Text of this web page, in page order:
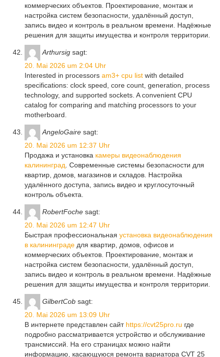
коммерческих объектов. Проектирование, монтаж и
настройка систем безопасности, удалённый доступ,
запись видео и контроль в реальном времени. Надёжные
решения для защиты имущества и контроля территории.
Arthursig sagt:
20. Mai 2026 um 2:04 Uhr
Interested in processors am3+ cpu list with detailed
specifications: clock speed, core count, generation, process
technology, and supported sockets. A convenient CPU
catalog for comparing and matching processors to your
motherboard.
AngeloGaire sagt:
20. Mai 2026 um 12:37 Uhr
Продажа и установка камеры видеонаблюдения
калининград . Современные системы безопасности для
квартир, домов, магазинов и складов. Настройка
удалённого доступа, запись видео и круглосуточный
контроль объекта.
RobertFoche sagt:
20. Mai 2026 um 12:47 Uhr
Быстрая профессиональная установка видеонаблюдения
в калининграде для квартир, домов, офисов и
коммерческих объектов. Проектирование, монтаж и
настройка систем безопасности, удалённый доступ,
запись видео и контроль в реальном времени. Надёжные
решения для защиты имущества и контроля территории.
GilbertCob sagt:
20. Mai 2026 um 13:09 Uhr
В интернете представлен сайт https://cvt25pro.ru где
подробно рассматривается устройство и обслуживание
трансмиссий. На его страницах можно найти
информацию, касающуюся ремонта вариатора CVT 25